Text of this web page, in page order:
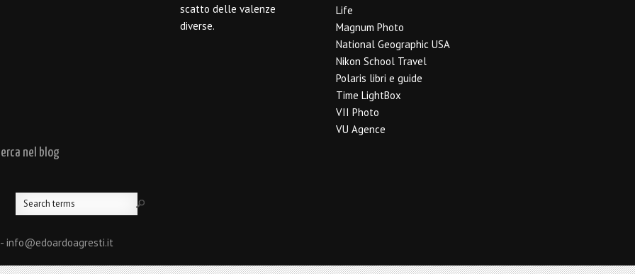
scatto delle valenze
diverse.
Life
Magnum Photo
National Geographic USA
Nikon School Travel
Polaris libri e guide
Time LightBox
VII Photo
VU Agence
nel blog
info@edoardoagresti.it